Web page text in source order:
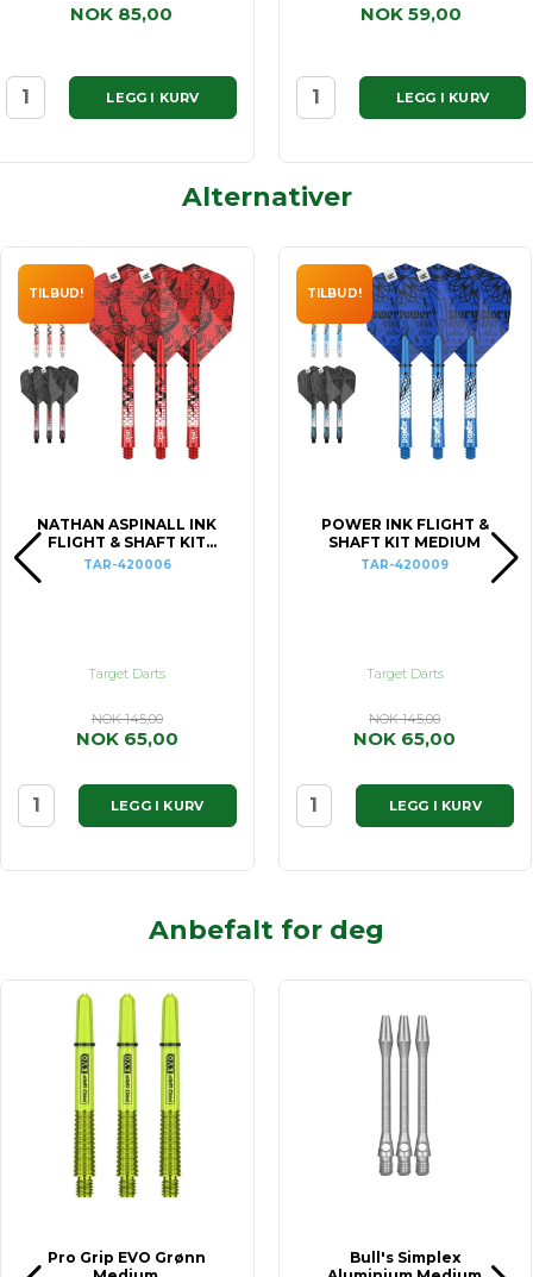
NOK 85,00
LEGG I KURV
NOK 59,00
LEGG I KURV
Alternativer
TILBUD!
NATHAN ASPINALL INK
FLIGHT & SHAFT KIT
MEDIUM
TAR-420006
Target Darts
NOK 145,00
NOK 65,00
LEGG I KURV
TILBUD!
POWER INK FLIGHT &
SHAFT KIT MEDIUM
TAR-420009
Target Darts
NOK 145,00
NOK 65,00
LEGG I KURV
Anbefalt for deg
Pro Grip EVO Grønn
Bull's Simplex